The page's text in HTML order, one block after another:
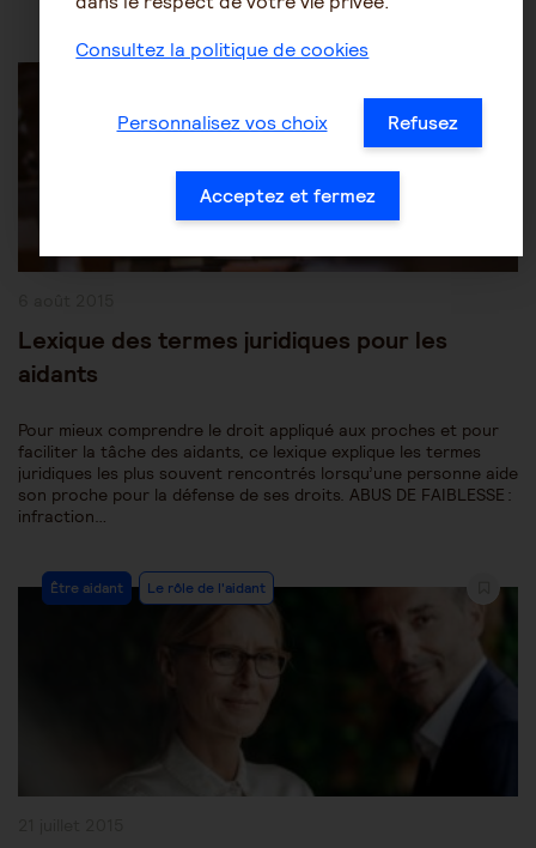
Les mesures de protection juridique
Lexique des termes juridiques pour les
aidants
Pour mieux comprendre le droit appliqué aux proches et pour
faciliter la tâche des aidants, ce lexique explique les termes
juridiques les plus souvent rencontrés lorsqu’une personne aide
son proche pour la défense de ses droits. ABUS DE FAIBLESSE :
infraction…
Post
Category:
Être aidant Le rôle de l'aidant
Consultez la politique de cookies
Personnalisez vos choix Refusez
Acceptez et fermez